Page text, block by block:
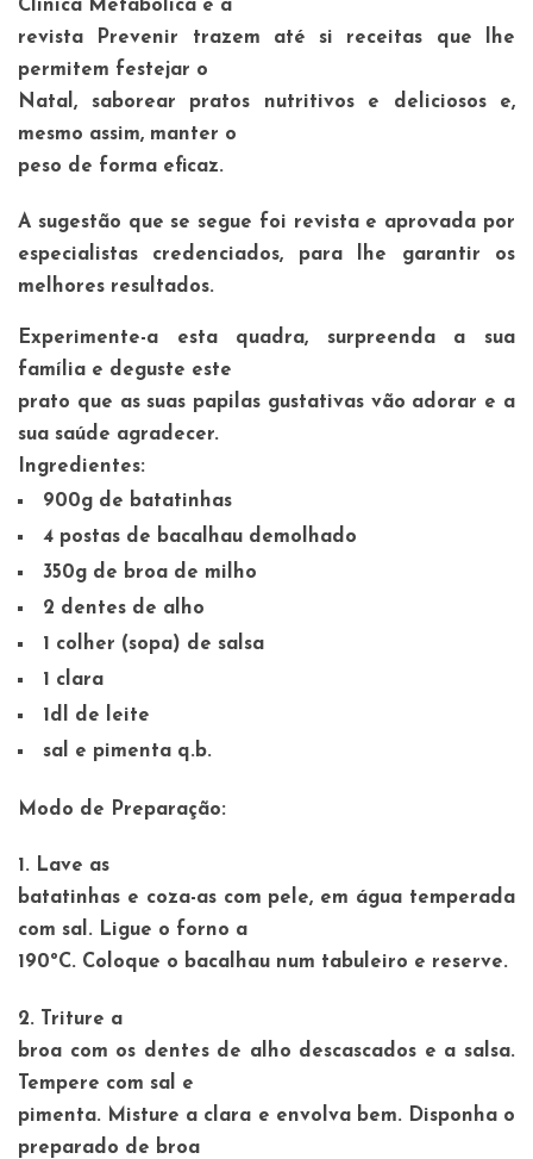
Clínica Metabólica e a
revista Prevenir trazem até si receitas que lhe
permitem festejar o
Natal, saborear pratos nutritivos e deliciosos e,
mesmo assim, manter o
peso de forma eficaz.
A sugestão que se segue foi revista e aprovada por
especialistas credenciados, para lhe garantir os
melhores resultados.
Experimente-a esta quadra, surpreenda a sua
família e deguste este
prato que as suas papilas gustativas vão adorar e a
sua saúde agradecer.
Ingredientes:
900g de batatinhas
4 postas de bacalhau demolhado
350g de broa de milho
2 dentes de alho
1 colher (sopa) de salsa
1 clara
1dl de leite
sal e pimenta q.b.
Modo de Preparação:
1. Lave as
batatinhas e coza-as com pele, em água temperada
com sal. Ligue o forno a
190ºC. Coloque o bacalhau num tabuleiro e reserve.
2. Triture a
broa com os dentes de alho descascados e a salsa.
Tempere com sal e
pimenta. Misture a clara e envolva bem. Disponha o
preparado de broa